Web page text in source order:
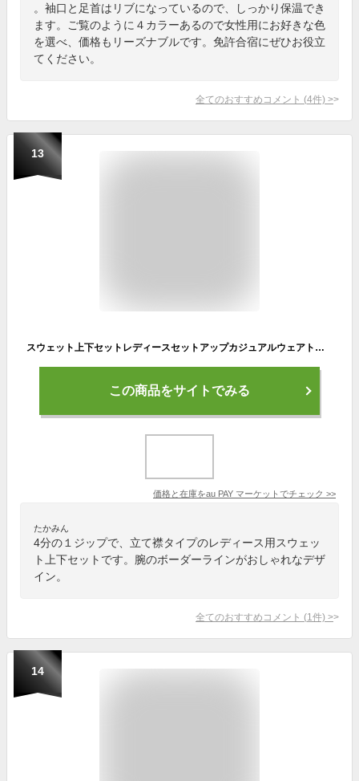
。袖口と足首はリブになっているので、しっかり保温でき
ます。ご覧のように４カラーあるので女性用にお好きな色
を選べ、価格もリーズナブルです。免許合宿にぜひお役立
てください。
全てのおすすめコメント (4件) >
13
スウェット上下セットレディースセットアップカジュアルウェアトップス 長袖ルームウェアボトムススウエットパンツスポーツウェア 運動風
この商品をサイトでみる
価格と在庫をau PAY マーケット でチェック >>
たかみん
4分の１ジップで、立て襟タイプのレディース用スウェッ
ト上下セットです。腕のボーダーラインがおしゃれなデザ
イン。
全てのおすすめコメント (1 件) >
14